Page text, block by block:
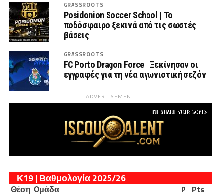
GRASSROOTS
Posidonion Soccer School | Το
ποδόσφαιρο ξεκινά από τις σωστές
βάσεις
GRASSROOTS
FC Porto Dragon Force | Ξεκίνησαν οι
εγγραφές για τη νέα αγωνιστική σεζόν
ADVERTISEMENT
Κ19 | Βαθμολογία 2025/26
Θέση Ομάδα P Pts